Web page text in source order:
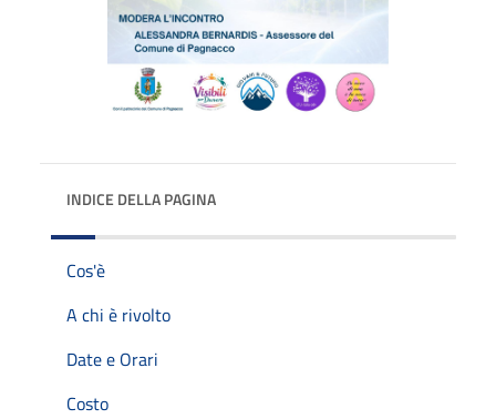
INDICE DELLA PAGINA
Cos'è
A chi è rivolto
Date e Orari
Costo